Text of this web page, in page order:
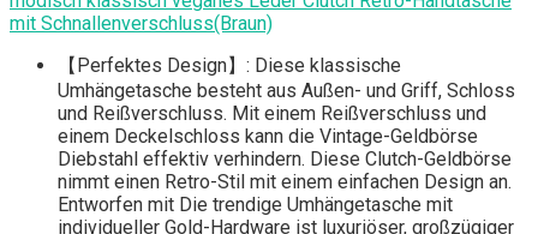
mit Schnallenverschluss(Braun)
【Perfektes Design】: Diese klassische
Umhängetasche besteht aus Außen- und Griff, Schloss
und Reißverschluss. Mit einem Reißverschluss und
einem Deckelschloss kann die Vintage-Geldbörse
Diebstahl effektiv verhindern. Diese Clutch-Geldbörse
nimmt einen Retro-Stil mit einem einfachen Design an.
Entworfen mit Die trendige Umhängetasche mit
individueller Gold-Hardware ist luxuriöser, großzügiger